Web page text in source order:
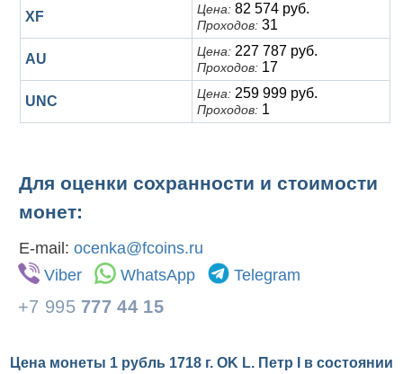
XF Цена: 82 574 руб.
Проходов: 31
AU Цена: 227 787 руб.
Проходов: 17
UNC Цена: 259 999 руб.
Проходов: 1
Для оценки сохранности и стоимости
монет:
E-mail: ocenka@fcoins.ru
Viber
WhatsApp Telegram
+7 995 777 44 15
Цена монеты 1 рубль 1718 г. OK L. Петр I в состоянии